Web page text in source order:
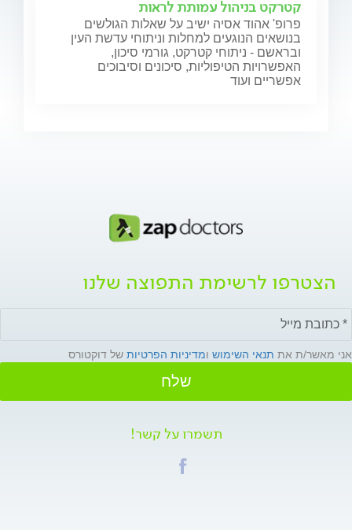
קטרקט בניהול עמותת לראות
פרופ' אהוד אסיה ישיב על שאלות הגולשים
בנושאים הנוגעים למחלות וניתוחי עדשת העין
ובראשם - ניתוחי קטרקט, גורמי סיכון,
האפשרויות הטיפוליות, סיכונים וסיבוכים
אפשריים ועוד
הצטרפו לרשימת התפוצה שלנו
אני מאשר/ת את תנאי השימוש ומדיניות הפרטיות של דוקטורס
שלח
תשמרו על קשר!